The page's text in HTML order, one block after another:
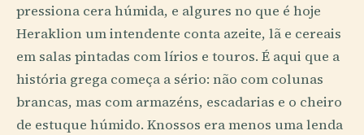
pressiona cera húmida, e algures no que é hoje
Heraklion um intendente conta azeite, lã e cereais
em salas pintadas com lírios e touros. É aqui que a
história grega começa a sério: não com colunas
brancas, mas com armazéns, escadarias e o cheiro
de estuque húmido. Knossos era menos uma lenda